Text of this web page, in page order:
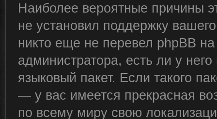
Наиболее вероятные причины
не установил поддержку
никто еще не перевел phpBB
администратора, есть ли у
языковый пакет. Если такого
— у вас имеется прекрасная
по всему миру свою